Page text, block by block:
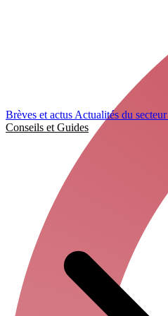
Brèves et actus Actualités du secteur
Conseils et Guides